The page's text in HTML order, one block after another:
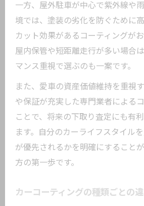
一方、屋外駐車が中心で紫外線や
境では、塗装の劣化を防ぐために
カット効果があるコーティングが
屋内保管や短距離走行が多い場合
マンス重視で選ぶのも一案です。
また、愛車の資産価値維持を重視
や保証が充実した専門業者による
ことで、将来の下取り査定にも有
ます。自分のカーライフスタイル
が優先されるかを明確にすること
方の第一歩です。
カーコーティングの種類ごとの